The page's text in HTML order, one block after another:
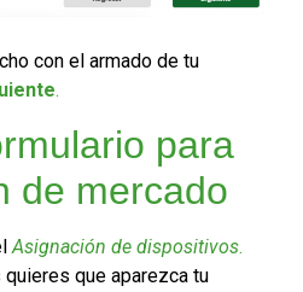
con el armado de tu
.
para
de mercado
Asignación de dispositivos.
que aparezca tu